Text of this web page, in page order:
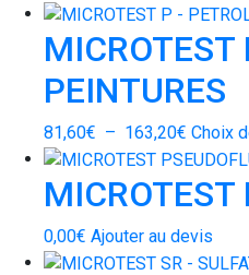
MICROTEST
PEINTURES
81,60€ – 163,20€ Plage
de
prix :
81,60€
à
163,20€
Choix
MICROTEST
0,00€ Ajouter au devis